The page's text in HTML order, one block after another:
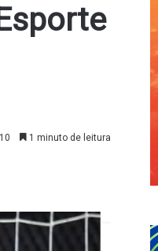
10 1 minuto de leitura